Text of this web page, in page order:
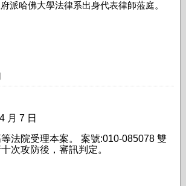
派哈佛大學法律系出身代表律師蒞庭。
月 7 日
法院受理本案。 案號:010-085078 雙
次攻防後，審訊判定。